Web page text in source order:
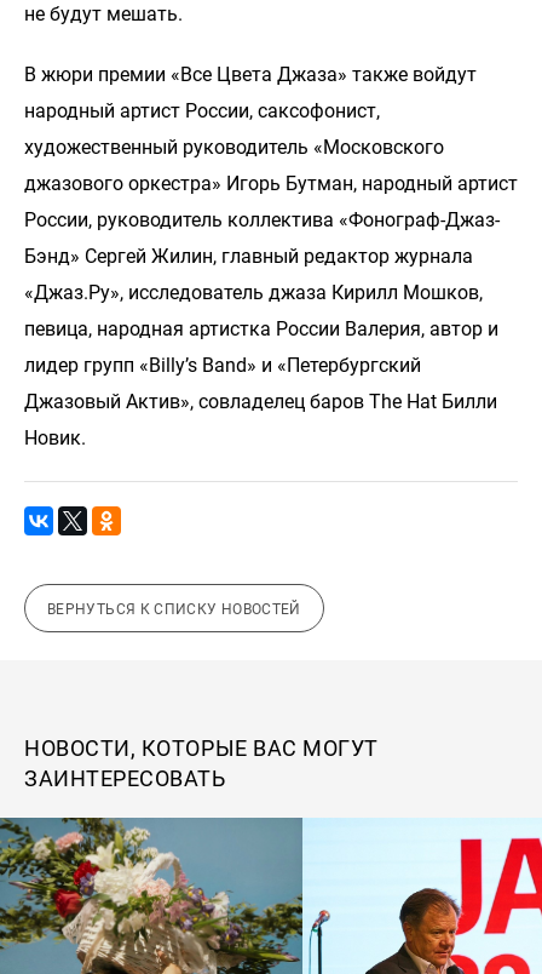
не будут мешать.
В жюри премии «Все Цвета Джаза» также войдут
народный артист России, саксофонист,
художественный руководитель «Московского
джазового оркестра» Игорь Бутман, народный артист
России, руководитель коллектива «Фонограф-Джаз-
Бэнд» Сергей Жилин, главный редактор журнала
«Джаз.Ру», исследователь джаза Кирилл Мошков,
певица, народная артистка России Валерия, автор и
лидер групп «Billy’s Band» и «Петербургский
Джазовый Актив», совладелец баров The Hat Билли
Новик.
ВЕРНУТЬСЯ К СПИСКУ НОВОСТЕЙ
НОВОСТИ, КОТОРЫЕ ВАС МОГУТ
ЗАИНТЕРЕСОВАТЬ